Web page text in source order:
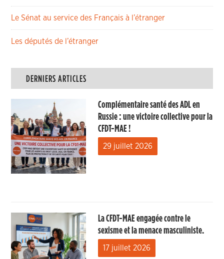
Le Sénat au service des Français à l’étranger
Les députés de l’étranger
DERNIERS ARTICLES
Complémentaire santé des ADL en
Russie : une victoire collective pour la
CFDT-MAE !
29 juillet 2026
La CFDT-MAE engagée contre le
sexisme et la menace masculiniste.
17 juillet 2026